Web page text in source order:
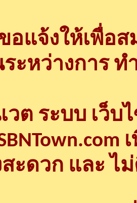
อแจ้งให้เพื่อ
ะหว่างการ ท
วต ระบบ เว็บ
สะดวก และ ไ